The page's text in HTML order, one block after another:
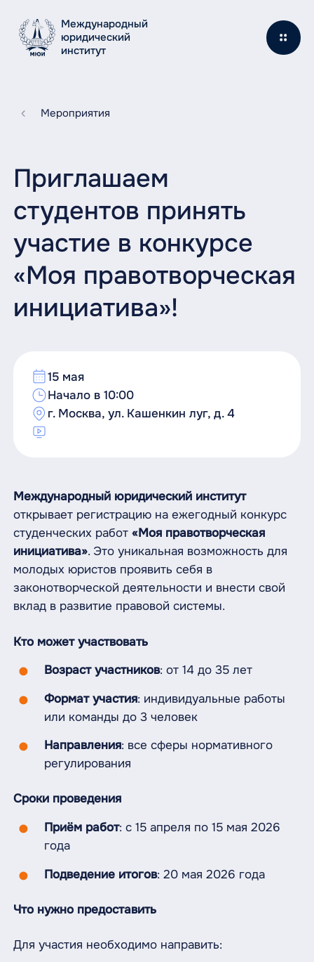
Международный
юридический
институт
Мероприятия
Приглашаем
студентов принять
участие в конкурсе
«Моя правотворческая
инициатива»!
Международный юридический институт
открывает регистрацию на ежегодный конкурс
студенческих работ«Моя правотворческая
инициатива». Это уникальная возможность для
молодых юристов проявить себя в
законотворческой деятельности и внести свой
вклад в развитие правовой системы.
Кто может участвовать
Возраст участников: от 14 до 35 лет
Формат участия: индивидуальные работы
или команды до 3 человек
Направления: все сферы нормативного
регулирования
Сроки проведения
Приём работ: с 15 апреля по 15 мая 2026
года
Подведение итогов: 20 мая 2026 года
Что нужно предоставить
Для участия необходимо направить:
15 мая
Начало в 10:00
г. Москва, ул. Кашенкин луг, д. 4